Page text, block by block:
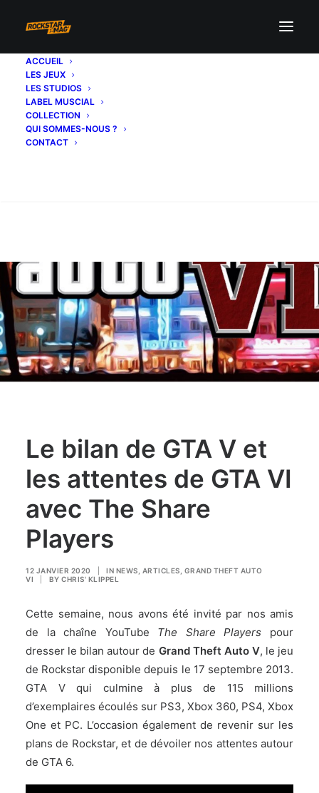
ACCUEIL
LES JEUX
LES STUDIOS
LABEL MUSCIAL
COLLECTION
QUI SOMMES-NOUS ?
CONTACT
Le bilan de GTA V et
les attentes de GTA VI
avec The Share
Players
12 JANVIER 2020 IN NEWS ARTICLES GRAND THEFT AUTO
VI
BY CHRIS' KLIPPEL
Cette semaine, nous avons été invité par nos amis
de la chaîne YouTube The Share Players pour
dresser le bilan autour de Grand Theft Auto V, le jeu
de Rockstar disponible depuis le 17 septembre 2013.
GTA V qui culmine à plus de 115 millions
d’exemplaires écoulés sur PS3, Xbox 360, PS4, Xbox
One et PC. L’occasion également de revenir sur les
plans de Rockstar, et de dévoiler nos attentes autour
de GTA 6.